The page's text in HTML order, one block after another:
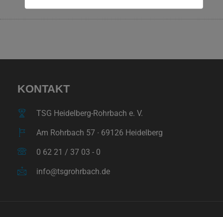
KONTAKT
TSG Heidelberg-Rohrbach e. V.
Am Rohrbach 57 ∙ 69126 Heidelberg
0 62 21 / 37 03 - 0
info@tsgrohrbach.de